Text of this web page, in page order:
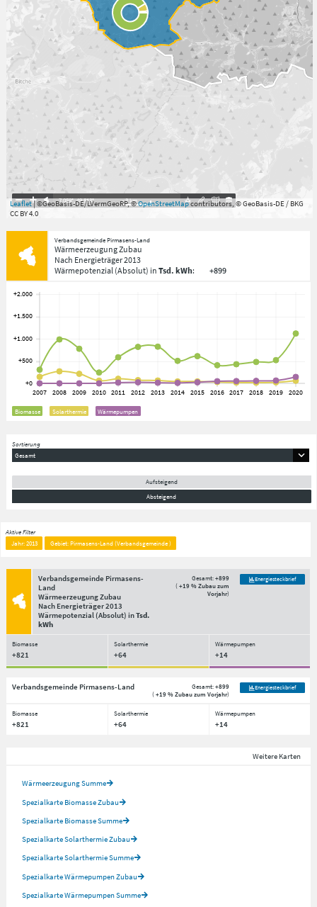
7.059°,49.813° 3km
Leaflet| ©GeoBasis-DE/LVermGeoRP, ©OpenStreetMapcontributors, © GeoBasis-DE / BKG
CC BY 4.0
Verbandsgemeinde Pirmasens-Land
Wärmeerzeugung Zubau
Nach Energieträger2013
Wärmepotenzial(Absolut) in Tsd. kWh: +899
Biomasse Solarthermie Wärmepumpen
Sortierung
Gesamt
Aufsteigend
Absteigend
Aktive Filter
Jahr: 2013
Gebiet: Pirmasens-Land (Verbandsgemeinde )
Verbandsgemeinde Pirmasens-
Land
Wärmeerzeugung Zubau
Nach Energieträger2013
Wärmepotenzial(Absolut) inTsd.
kWh
Gesamt:+899
(+19 % Zubau zum
Vorjahr)
Energiesteckbrief
Biomasse Solarthermie Wärmepumpen
+821 +64 +14
Verbandsgemeinde Pirmasens-Land Gesamt:+899
(+19 % Zubau zum Vorjahr)
Energiesteckbrief
Biomasse Solarthermie Wärmepumpen
+821 +64 +14
Weitere Karten
Wärmeerzeugung Summe
Spezialkarte Biomasse Zubau
Spezialkarte Biomasse Summe
Spezialkarte Solarthermie Zubau
Spezialkarte Solarthermie Summe
Spezialkarte Wärmepumpen Zubau
Spezialkarte Wärmepumpen Summe